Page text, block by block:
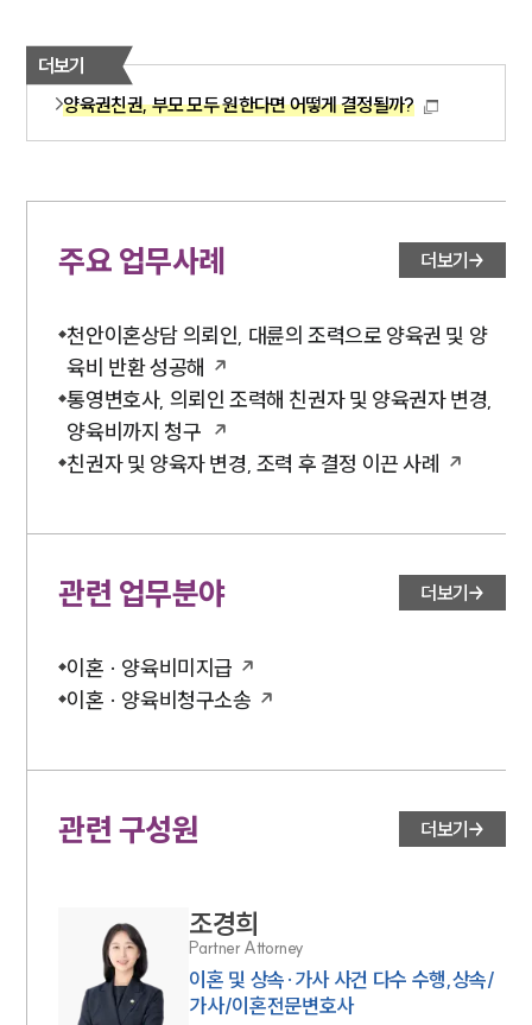
더보기
양육권친권, 부모 모두 원한다면 어떻게 결정될까?
주요 업무사례 더보기
천안이혼상담 의뢰인, 대륜의 조력으로 양육권 및 양
육비 반환 성공해
통영변호사, 의뢰인 조력해 친권자 및 양육권자 변경,
양육비까지 청구
친권자 및 양육자 변경, 조력 후 결정 이끈 사례
관련 업무분야 더보기
이혼 · 양육비미지급
이혼 · 양육비청구소송
관련 구성원 더보기
조경희
Partner Attorney
이혼 및 상속·가사 사건 다수 수행,상속/
가사/이혼전문변호사